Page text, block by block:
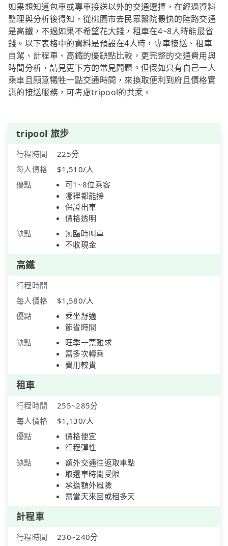
如果想知道包車或專車接送以外的交通選擇，在經過資料
整理與分析後得知，從桃園市去民眾醫院最快的陸路交通
是高鐵，不過如果不希望花大錢，租車在4~8人時能最省
錢。以下表格中的資料是預設在4人時，專車接送、租車
自駕、計程車、高鐵的優缺點比較，更完整的交通費用與
時間分析，請見更下方的常見問題。但假如只有自己一人
乘車且願意犧牲一點交通時間，來換取便利到府且價格實
惠的接送服務，可考慮tripool的共乘。
tripool 旅步
行程時間
225分
每人價格
$1,510/人
優點
可1~8位乘客
哪裡都能接
保證出車
價格透明
缺點
無臨時叫車
不收現金
高鐵
行程時間
每人價格
$1,580/人
優點
乘坐舒適
節省時間
缺點
旺季一票難求
需多次轉乘
費用較貴
租車
行程時間
255~285分
每人價格
$1,130/人
優點
價格便宜
行程彈性
缺點
額外交通往返取車點
取還車時間受限
承擔額外風險
需當天來回或租多天
計程車
行程時間
230~240分